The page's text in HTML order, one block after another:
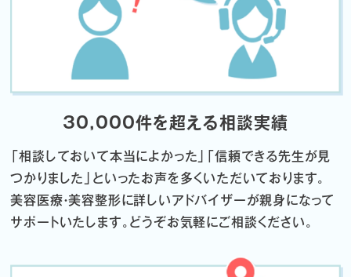
30,000件を超える相談実績
「相談しておいて本当によかった」「信頼できる先生が見
つかりました」 といったお声を多くいただいております。
美容医療・美容整形に詳しいアドバイザーが親身になって
サポートいたします。 どうぞお気軽にご相談ください。